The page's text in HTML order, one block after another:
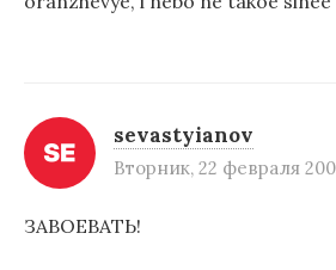
sevastyianov
Вторник, 22 февраля
ЗАВОЕВАТЬ!